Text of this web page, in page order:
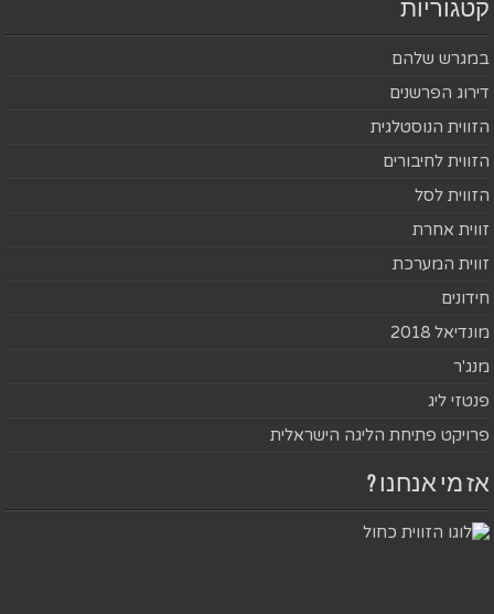
קטגוריות
במגרש שלהם
דירוג הפרשנים
הזווית הנוסטלגית
הזווית לחיבורים
הזווית לסל
זווית אחרת
זווית המערכת
חידונים
מונדיאל 2018
מנג'ר
פנטזי ליג
פרויקט פתיחת הליגה הישראלית
אז מי אנחנו ?